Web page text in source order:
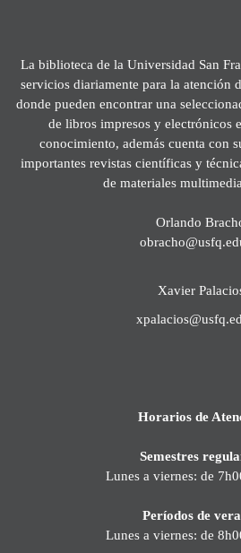
La biblioteca de la Universidad San
servicios diariamente para la atención
donde pueden encontrar una
de libros impresos y electrónicos
conocimiento, además cuenta con
importantes revistas científicas y
de materiales
Orlando
Xavier
Horarios de
Semestres
Lunes a viernes: de
Períodos de
Lunes a viernes: de